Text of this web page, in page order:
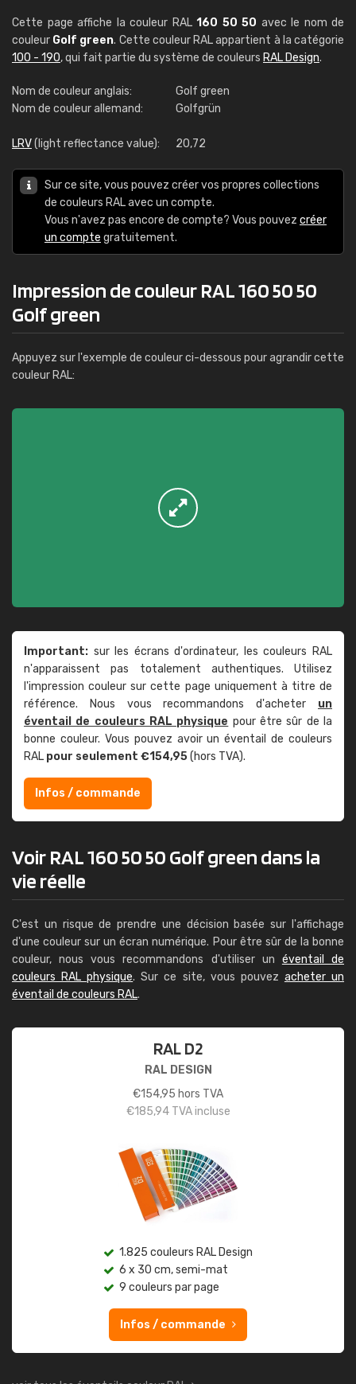
Cette page affiche la couleur RAL 160 50 50 avec le nom de
couleur Golf green. Cette couleur RAL appartient à la catégorie
100 - 190, qui fait partie du système de couleurs RAL Design.
Nom de couleur anglais:
Golf green
Nom de couleur allemand:
Golfgrün
LRV(light reflectance value): 20,72
Sur ce site, vous pouvez créer vos propres collections
de couleurs RAL avec un compte.
Vous n'avez pas encore de compte? Vous pouvez créer
un compte gratuitement.
Impression de couleur RAL 160 50 50
Golf green
Appuyez sur l'exemple de couleur ci-dessous pour agrandir cette
couleur RAL:
Important: sur les écrans d'ordinateur, les couleurs RAL
n'apparaissent pas totalement authentiques. Utilisez
l'impression couleur sur cette page uniquement à titre de
référence. Nous vous recommandons d'acheter un
éventail de couleurs RAL physique pour être sûr de la
bonne couleur. Vous pouvez avoir un éventail de couleurs
RAL pour seulement €154,95(hors TVA).
Infos / commande
Voir RAL 160 50 50 Golf green dans la
vie réelle
C'est un risque de prendre une décision basée sur l'affichage
d'une couleur sur un écran numérique. Pour être sûr de la bonne
couleur, nous vous recommandons d'utiliser un éventail de
couleurs RAL physique. Sur ce site, vous pouvez acheter un
éventail de couleurs RAL.
RAL D2
RAL DESIGN
€154,95 hors TVA
€185,94TVA incluse
1.825 couleurs RAL Design
6 x 30 cm, semi-mat
9 couleurs par page
Infos / commande